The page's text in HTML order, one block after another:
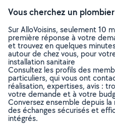
Vous cherchez un
Sur AlloVoisins, seulement 10
première réponse à votre
et trouvez en quelques
autour de chez vous, pour
installation sanitaire
Consultez les profils des
particuliers, qui vous ont
réalisation, expertises, avis :
votre demande et à votre
Conversez ensemble depuis
des échanges sécurisés et
intégrés.